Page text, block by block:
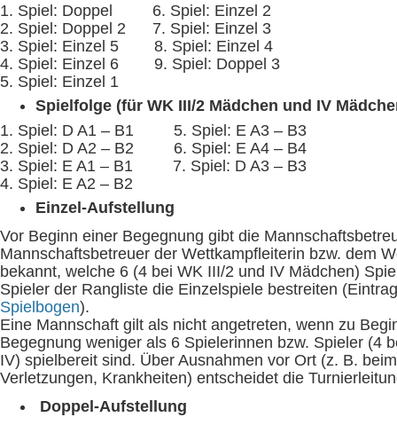
1. Spiel: Doppel 6. Spiel: Einzel 2
2. Spiel: Doppel 2 7. Spiel: Einzel 3
3. Spiel: Einzel 5 8. Spiel: Einzel 4
4. Spiel: Einzel 6 9. Spiel: Doppel 3
5. Spiel: Einzel 1
Spielfolge (für WK III/2 Mädchen und IV
1. Spiel: D A1 – B1 5. Spiel: E A3 – B3
2. Spiel: D A2 – B2 6. Spiel: E A4 – B4
3. Spiel: E A1 – B1 7. Spiel: D A3 – B3
4. Spiel: E A2 – B2
Einzel-Aufstellung
Vor Beginn einer Begegnung gibt die
Mannschaftsbetreuer der Wettkampfleiterin bzw. dem
bekannt, welche 6 (4 bei WK III/2 und IV Mädchen)
Spieler der Rangliste die Einzelspiele bestreiten
Spielbogen).
Eine Mannschaft gilt als nicht angetreten, wenn zu
Begegnung weniger als 6 Spielerinnen bzw. Spieler (4
IV) spielbereit sind. Über Ausnahmen vor Ort (z. B.
Verletzungen, Krankheiten) entscheidet die
Doppel-Aufstellung